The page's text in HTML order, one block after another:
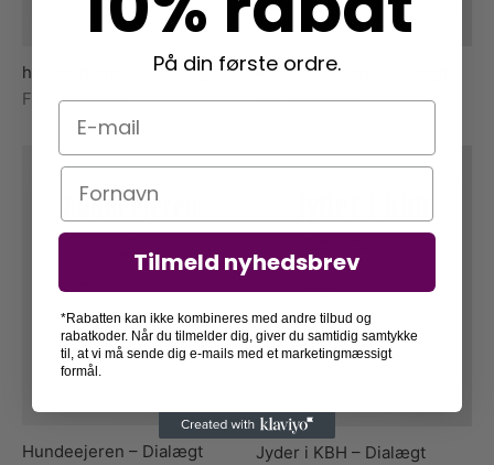
hhx studenten – Dialægt
Fra
249,00kr.
Htx-studenten – Dialægt
Fra 249,00kr.
Hundeejeren – Dialægt
Jyder i KBH – Dialægt
På din første ordre.
E-mail
Navn
Tilmeld nyhedsbrev
*Rabatten kan ikke kombineres med andre tilbud og
rabatkoder. Når du tilmelder dig, giver du samtidig samtykke
til, at vi må sende dig e-mails med et marketingmæssigt
formål.